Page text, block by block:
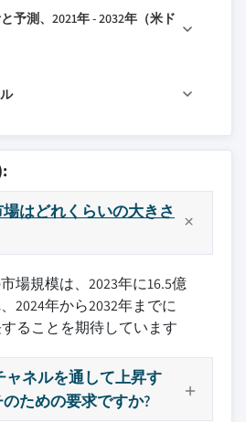
とし穴と課題
ーの交渉力
入の脅威
の脅威
予測、2021年 - 2032年（米ド
ス
ア
ン
の他
パーク・テクノロジーズ
サイエンティフィック
モ
バイオシステムズ
ト
パッチ
・テクノロジーズ
レッカ・フィリップス
はどれくらいの大きさ
場規模は、2023年に16.5億
2024年から2032年までに
することを期待しています
ャネルを通して上昇す
ための要求ですか?